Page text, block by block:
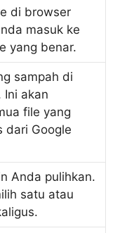
di browser
masuk ke
yang benar.
sampah di
Ini akan
file yang
dari Google
Anda pulihkan.
satu atau